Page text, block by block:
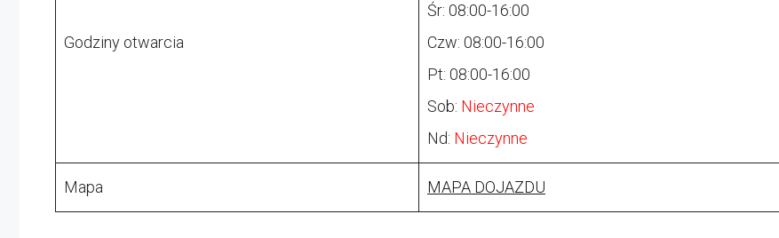
Godziny otwarcia
Śr: 08:00-16:00
Czw: 08:00-16:00
Pt: 08:00-16:00
Sob: Nieczynne
Nd: Nieczynne
Mapa MAPA DOJAZDU